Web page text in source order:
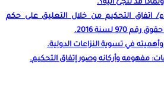
قد نلجئ اليه؟.
اتفاق التحكيم من خلال التعليق على حكم
970 لسنة 2016
.
في تسوية النزاعات الدولية.
مفهومه وأركانه وصور إتفاق التحكيم.